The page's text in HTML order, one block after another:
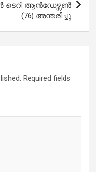
ടെറി ആൻഡേഴ്സൺ
(76) അന്തരിച്ചു
Required fields